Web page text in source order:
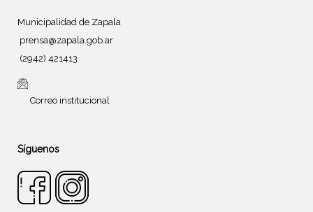
Municipalidad de Zapala
prensa@zapala.gob.ar
(2942) 421413
Correo institucional
Síguenos